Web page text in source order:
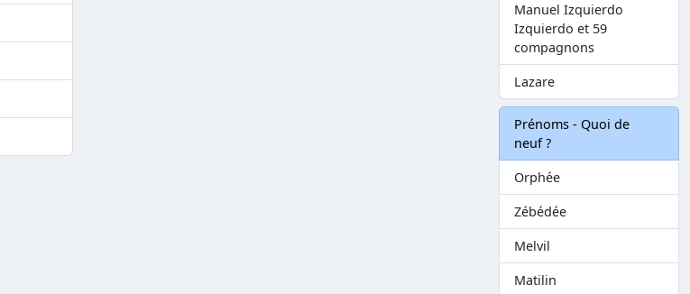
Manuel Izquierdo
Izquierdo et 59
compagnons
Lazare
Prénoms - Quoi de
neuf ?
Orphée
Zébédée
Melvil
Matilin